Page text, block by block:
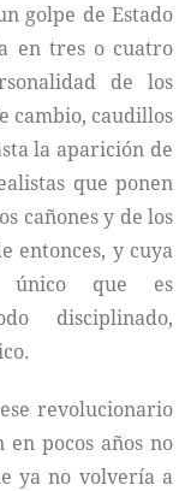
golpe de Estado
en tres o cuatro
de los
cambio, caudillos
la aparición de
que ponen
cañones y de los
entonces, y cuya
que es
disciplinado,
revolucionario
pocos años no
ya no volvería a